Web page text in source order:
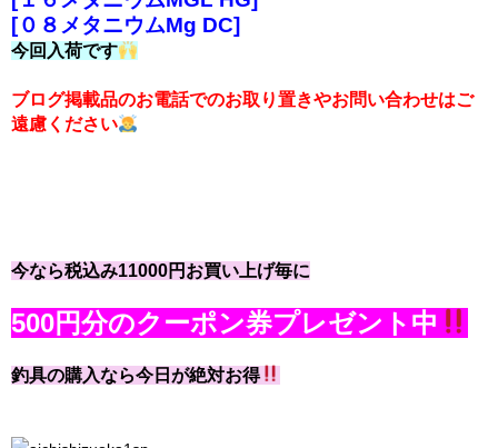
[０８メタニウムMg DC]
今回入荷です
ブログ掲載品のお電話でのお取り置きやお問い合わせはご
遠慮ください
今なら税込み11000円お買い上げ毎に
500円分のクーポン券プレゼント中
釣具の購入なら今日が絶対お得